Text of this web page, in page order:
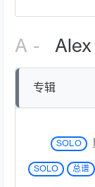
A -
专辑
SOLO
SOLO 总谱